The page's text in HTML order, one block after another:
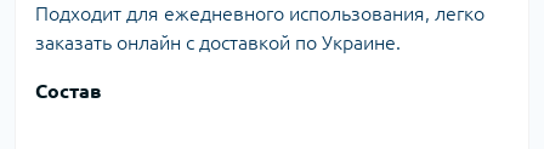
Подходит для ежедневного использования, легко
заказать онлайн с доставкой по Украине.
Состав